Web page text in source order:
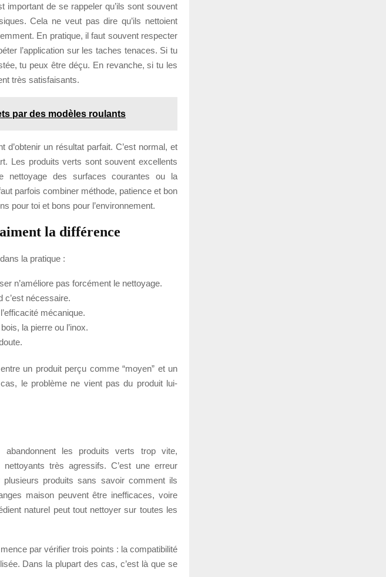
important de se rappeler qu’ils sont souvent
Cela ne veut pas dire qu’ils nettoient
En pratique, il faut souvent respecter
l’application sur les taches tenaces. Si tu
tu peux être déçu. En revanche, si tu les
très satisfaisants.
par des modèles roulants
un résultat parfait. C’est normal, et
Les produits verts sont souvent excellents
nettoyage des surfaces courantes ou la
parfois combiner méthode, patience et bon
pour toi et bons pour l’environnement.
la différence
la pratique :
n’améliore pas forcément le nettoyage.
c’est nécessaire.
mécanique.
la pierre ou l’inox.
un produit perçu comme “moyen” et un
le problème ne vient pas du produit lui-
les produits verts trop vite,
très agressifs. C’est une erreur
produits sans savoir comment ils
maison peuvent être inefficaces, voire
naturel peut tout nettoyer sur toutes les
par vérifier trois points : la compatibilité
Dans la plupart des cas, c’est là que se